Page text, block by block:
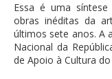
Essa é uma
obras inéditas da
últimos sete anos. A
Nacional da
de Apoio à Cultura